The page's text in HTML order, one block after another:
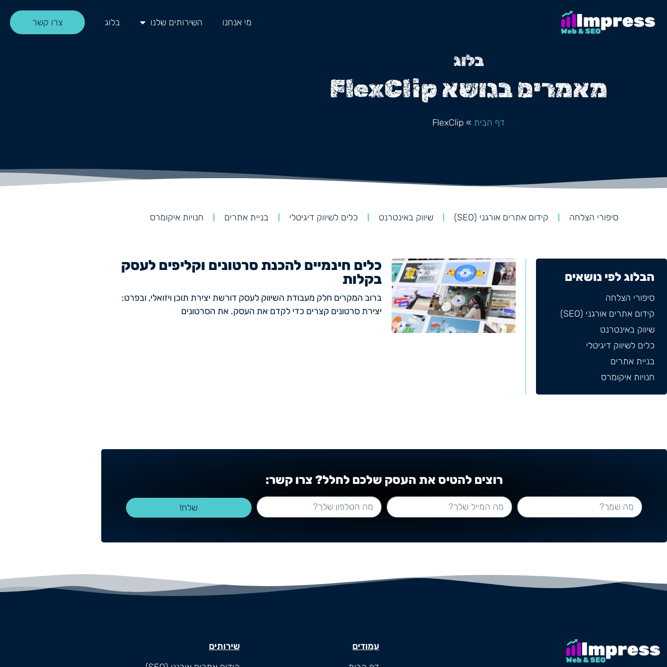
מי אנחנו השירותים שלנו בלוג צרו קשר
בלוג
מאמרים בנושא FlexClip
דף הבית »
FlexClip
סיפורי הצלחה קידום אתרים אורגני (SEO) שיווק באינטרנט כלים לשיווק דיגיטלי בניית אתרים חנויות איקומרס
הבלוג לפי נושאים
סיפורי הצלחה
קידום אתרים אורגני (SEO)
שיווק באינטרנט
כלים לשיווק דיגיטלי
בניית אתרים
חנויות איקומרס
כלים חינמיים להכנת סרטונים וקליפים לעסק
בקלות
ברוב המקרים חלק מעבודת השיווק לעסק דורשת יצירת תוכן ויזואלי, ובפרט:
יצירת סרטונים קצרים כדי לקדם את העסק. את הסרטונים
רוצים להטיס את העסק שלכם לחלל? צרו קשר:
שלח!
עמודים
שירותים